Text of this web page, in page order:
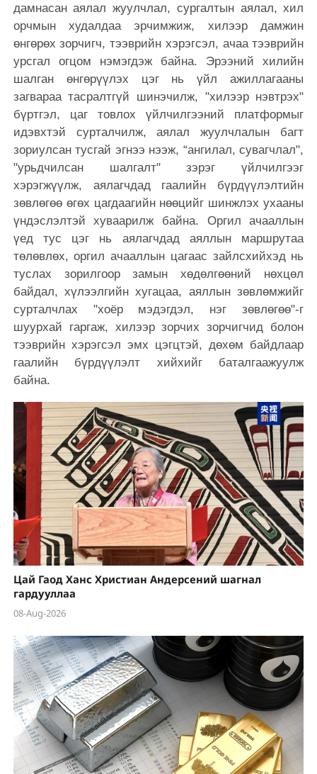
дамнасан аялал жуулчлал, сургалтын аялал, хил
орчмын худалдаа эрчимжиж, хилээр дамжин
өнгөрөх зорчигч, тээврийн хэрэгсэл, ачаа тээврийн
урсгал огцом нэмэгдэж байна. Эрээний хилийн
шалган өнгөрүүлэх цэг нь үйл ажиллагааны
загвараа тасралтгүй шинэчилж, "хилээр нэвтрэх"
бүртгэл, цаг товлох үйлчилгээний платформыг
идэвхтэй сурталчилж, аялал жуулчлалын багт
зориулсан тусгай эгнээ нээж, “ангилал, сувагчлал",
"урьдчилсан шалгалт" зэрэг үйлчилгээг
хэрэгжүүлж, аялагчдад гаалийн бүрдүүлэлтийн
зөвлөгөө өгөх цагдаагийн нөөцийг шинжлэх ухааны
үндэслэлтэй хуваарилж байна. Оргил ачааллын
үед тус цэг нь аялагчдад аяллын маршрутаа
төлөвлөх, оргил ачааллын цагаас зайлсхийхэд нь
туслах зорилгоор замын хөдөлгөөний нөхцөл
байдал, хүлээлгийн хугацаа, аяллын зөвлөмжийг
сурталчлах "хоёр мэдэгдэл, нэг зөвлөгөө"-г
шуурхай гаргаж, хилээр зорчих зорчигчид болон
тээврийн хэрэгсэл эмх цэгцтэй, дөхөм байдлаар
гаалийн бүрдүүлэлт хийхийг баталгаажуулж
байна.
Цай Гаод Ханс Христиан Андерсений шагнал
гардууллаа
08-Aug-2026